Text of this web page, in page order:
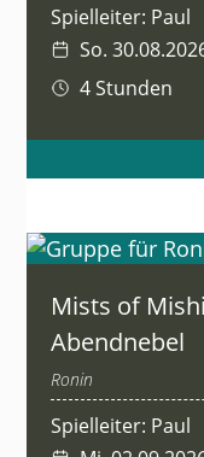
Spielleiter: Paul
So.
4 Stunden
Mists of
Abendnebel
Ronin
Spielleiter: Paul